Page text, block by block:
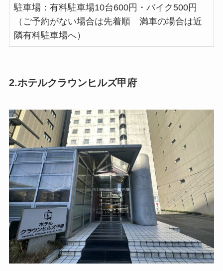
駐車場：有料駐車場10台600円・バイク500円
（ご予約がない場合は先着順 満車の場合は近
隣有料駐車場へ）
2.ホテルクラウンヒルズ甲府